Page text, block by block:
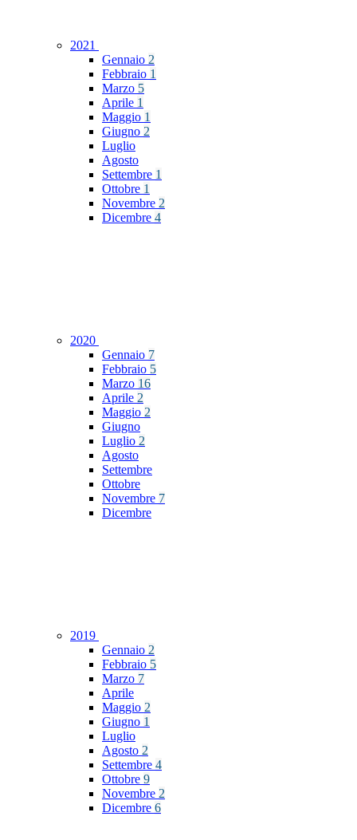
2021
Gennaio 2
Febbraio 1
Marzo 5
Aprile 1
Maggio 1
Giugno 2
Luglio
Agosto
Settembre 1
Ottobre 1
Novembre 2
Dicembre 4
2020
Gennaio 7
Febbraio 5
Marzo 16
Aprile 2
Maggio 2
Giugno
Luglio 2
Agosto
Settembre
Ottobre
Novembre 7
Dicembre
2019
Gennaio 2
Febbraio 5
Marzo 7
Aprile
Maggio 2
Giugno 1
Luglio
Agosto 2
Settembre 4
Ottobre 9
Novembre 2
Dicembre 6